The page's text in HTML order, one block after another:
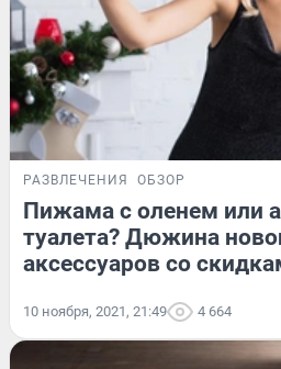
РАЗВЛЕЧЕНИЯ ОБЗОР
Пижама с оленем или
туалета? Дюжина
аксессуаров со
10 ноября, 2021, 21:49 4 664